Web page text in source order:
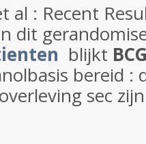
al : Recent
dit
blijkt
bereid :
sec